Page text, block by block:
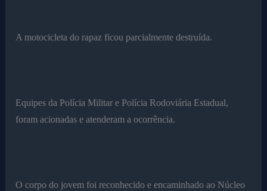
A motocicleta do rapaz ficou parcialmente destruída.
Equipes da Polícia Militar e Polícia Rodoviária Estadual,
foram acionadas e atenderam a ocorrência.
O corpo do jovem foi reconhecido e encaminhado ao Núcleo